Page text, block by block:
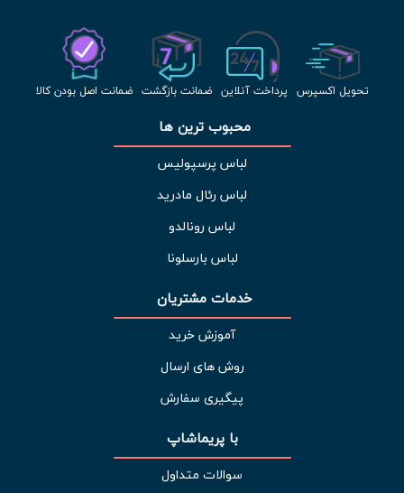
تحویل اکسپرس پرداخت آنلاین ضمانت بازگشت ضمانت اصل بودن کالا
محبوب ترین ها
لباس پرسپولیس
لباس رئال مادرید
لباس رونالدو
لباس بارسلونا
خدمات مشتریان
آموزش خرید
روش های ارسال
پیگیری سفارش
با پریماشاپ
سوالات متداول